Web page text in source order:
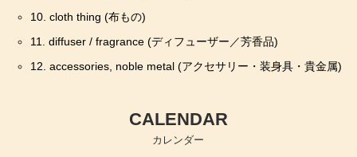
10. cloth thing (布もの)
11. diffuser / fragrance (ディフューザー／芳香品)
12. accessories, noble metal (アクセサリー・装身具・貴金属)
CALENDAR
カレンダー